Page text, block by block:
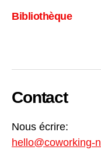
Bibliothèque
Contact
Nous écrire:
hello@coworking-